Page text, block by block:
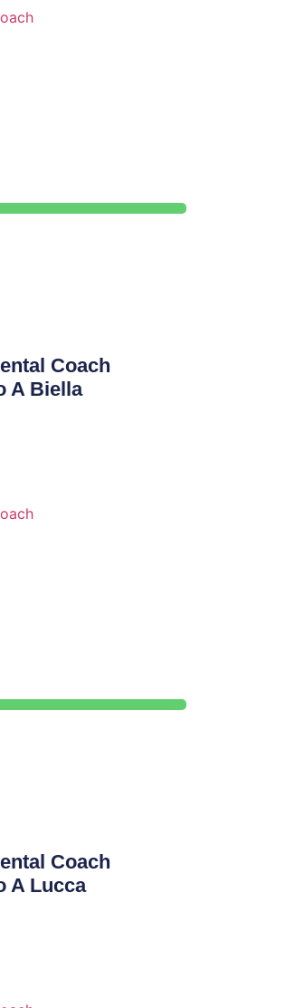
Coach
A Biella
Coach
A Lucca